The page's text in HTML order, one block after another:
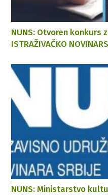
NUNS: Otvoren konkurs
ISTRAŽIVAČKO
NUNS: Ministarstvo